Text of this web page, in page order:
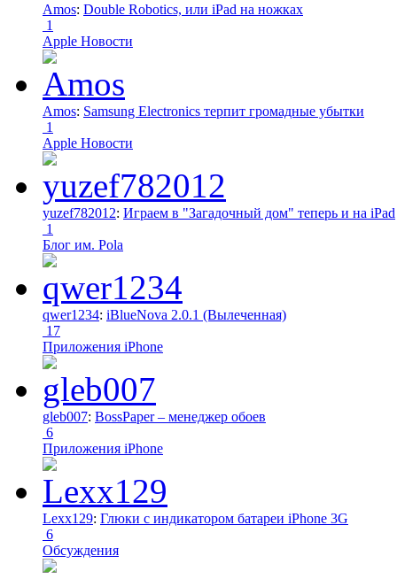
Amos: Double Robotics, или iPad на ножках
1
Apple Новости
Amos: Samsung Electronics терпит громадные убытки
1
Apple Новости
yuzef782012: Играем в "Загадочный дом" теперь и на iPad
1
Блог им. Pola
qwer1234: iBlueNova 2.0.1 (Вылеченная)
17
Приложения iPhone
gleb007: BossPaper – менеджер обоев
6
Приложения iPhone
Lexx129: Глюки с индикатором батареи iPhone 3G
6
Обсуждения